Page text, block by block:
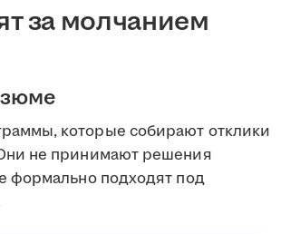
за молчанием
которые собирают отклики
не принимают решения
формально подходят под